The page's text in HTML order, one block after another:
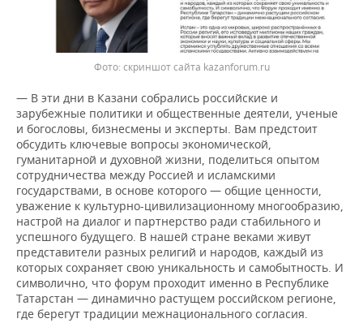
скриншот сайта kazanforum.ru
— В эти дни в Казани собрались российские и
зарубежные политики и общественные деятели, ученые
и богословы, бизнесмены и эксперты. Вам предстоит
обсудить ключевые вопросы экономической,
гуманитарной и духовной жизни, поделиться опытом
сотрудничества между Россией и исламскими
государствами, в основе которого — общие ценности,
уважение к культурно-цивилизационному многообразию,
настрой на диалог и партнерство ради стабильного и
успешного будущего. В нашей стране веками живут
представители разных религий и народов, каждый из
которых сохраняет свою уникальность и самобытность. И
символично, что форум проходит именно в Республике
Татарстан — динамично растущем российском регионе,
где берегут традиции межнационального согласия.